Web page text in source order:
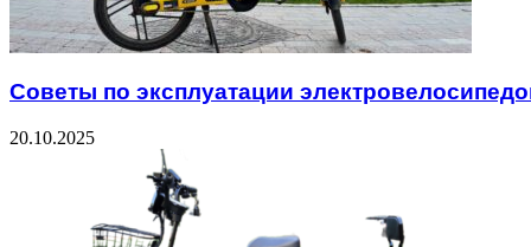
Советы по эксплуатации
20.10.2025